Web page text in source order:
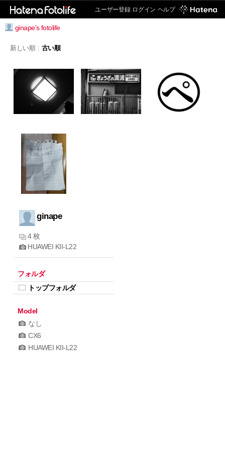
ユーザー登録 ログイン ヘルプ
ginape's fotolife
新しい順 古い順
ginape
4 枚
HUAWEI KII-L22
フォルダ
トップフォルダ
Model
なし
CX6
HUAWEI KII-L22